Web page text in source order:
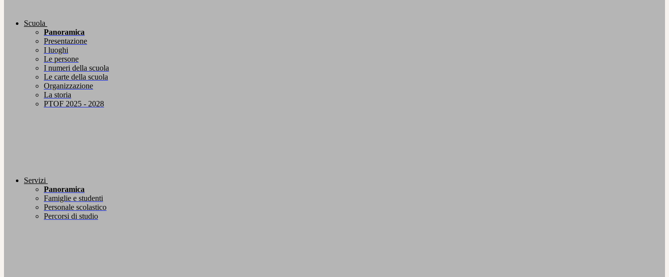
Scuola
Panoramica
Presentazione
I luoghi
Le persone
I numeri della scuola
Le carte della scuola
Organizzazione
La storia
PTOF 2025 - 2028
Servizi
Panoramica
Famiglie e studenti
Personale scolastico
Percorsi di studio